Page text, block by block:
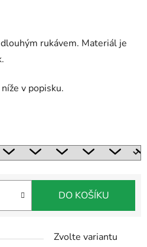
rukávem. Materiál je
v popisku.
Zvolte variantu
DO KOŠÍKU